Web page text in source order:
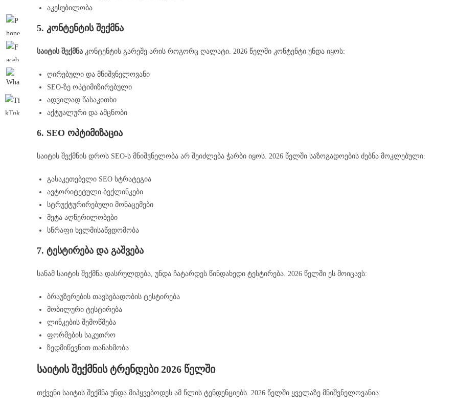
აკესუბილობა
5. კონტენტის შექმნა
საიტის შექმნა კონტენტის გარეშე არის როგორც ღალატი. 2026 წელში კონტენტი უნდა იყოს:
ღირებული და მნიშვნელოვანი
SEO-ზე ოპტიმიზირებული
ადვილად წასაკითხი
აქტუალური და ამცნობი
6. SEO ოპტიმიზაცია
საიტის შექმნის დროს SEO-ს მნიშვნელობა არ შეიძლება ჭარბი იყოს. 2026 წელში საზოგადოების ძებნა მოკლებული:
გასაკეთებელი SEO სტრატეგია
ავტორიტეტული ბექლინკები
სტრუქტურირებული მონაცემები
მეტა აღწერილობები
სწრაფი ხელმისაწვდომობა
7. ტესტირება და გაშვება
სანამ საიტის შექმნა დასრულდება, უნდა ჩატარდეს წინდახედი ტესტირება. 2026 წელში ეს მოიცავს:
ბრაუზერების თავსებადობის ტესტირება
მობილური ტესტირება
ლინკების შემოწმება
ფორმების საკუთრო
ზედმიწევნით თანახმობა
საიტის შექმნის ტრენდები 2026 წელში
თქვენი საიტის შექმნა უნდა მიჰყვებოდეს ამ წლის ტენდენციებს. 2026 წელში ყველაზე მნიშვნელოვანია: